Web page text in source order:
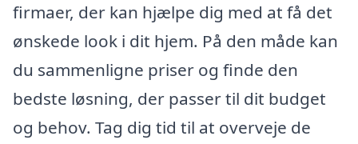
firmaer, der kan hjælpe dig med at få det
ønskede look i dit hjem. På den måde kan
du sammenligne priser og finde den
bedste løsning, der passer til dit budget
og behov. Tag dig tid til at overveje de